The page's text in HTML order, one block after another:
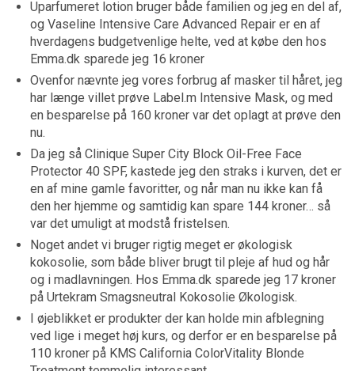
Uparfumeret lotion bruger både familien og jeg en del af,
og Vaseline Intensive Care Advanced Repair er en af
hverdagens budgetvenlige helte, ved at købe den hos
Emma.dk sparede jeg 16 kroner
Ovenfor nævnte jeg vores forbrug af masker til håret, jeg
har længe villet prøve Label.m Intensive Mask, og med
en besparelse på 160 kroner var det oplagt at prøve den
nu.
Da jeg så Clinique Super City Block Oil-Free Face
Protector 40 SPF, kastede jeg den straks i kurven, det er
en af mine gamle favoritter, og når man nu ikke kan få
den her hjemme og samtidig kan spare 144 kroner… så
var det umuligt at modstå fristelsen.
Noget andet vi bruger rigtig meget er økologisk
kokosolie, som både bliver brugt til pleje af hud og hår
og i madlavningen. Hos Emma.dk sparede jeg 17 kroner
på Urtekram Smagsneutral Kokosolie Økologisk.
I øjeblikket er produkter der kan holde min afblegning
ved lige i meget høj kurs, og derfor er en besparelse på
110 kroner på KMS California ColorVitality Blonde